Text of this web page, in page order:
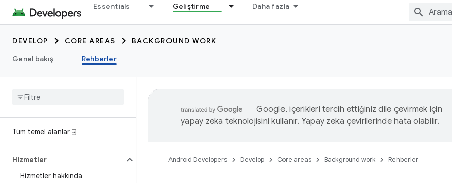
Essentials Geliştirme Daha fazla
DEVELOP CORE AREAS
BACKGROUND WORK
Genel bakış
Rehberler
Tüm temel alanlar ⍈
Hizmetler
Hizmetler hakkında
Google, içerikleri tercih ettiğiniz dile çevirmek için
yapay zeka teknolojisini kullanır. Yapay zeka çevirilerinde hata olabilir.
Android Developers Develop Core areas Background work Rehberler